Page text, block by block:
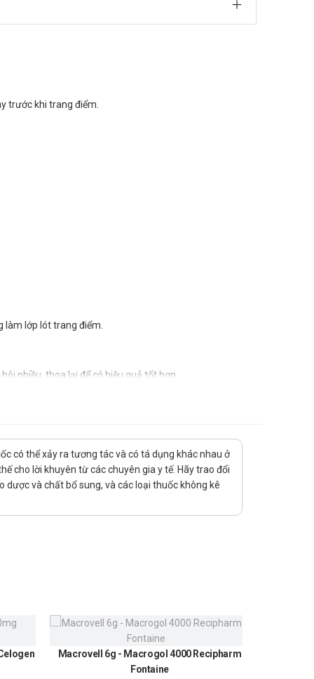
trước khi trang điểm.
lớp lót trang điểm.
nhiều, thoa lại để có hiệu quả tốt hơn.
Mô tả
có thể xảy ra tương tác và có tá dụng khác nhau ở
cho lời khuyên từ các chuyên gia y tế. Hãy trao đổi
và chất bổ sung, và các loại thuốc không kê
Macrovell 6g - Macrogol 4000 Recipharm
Fontaine